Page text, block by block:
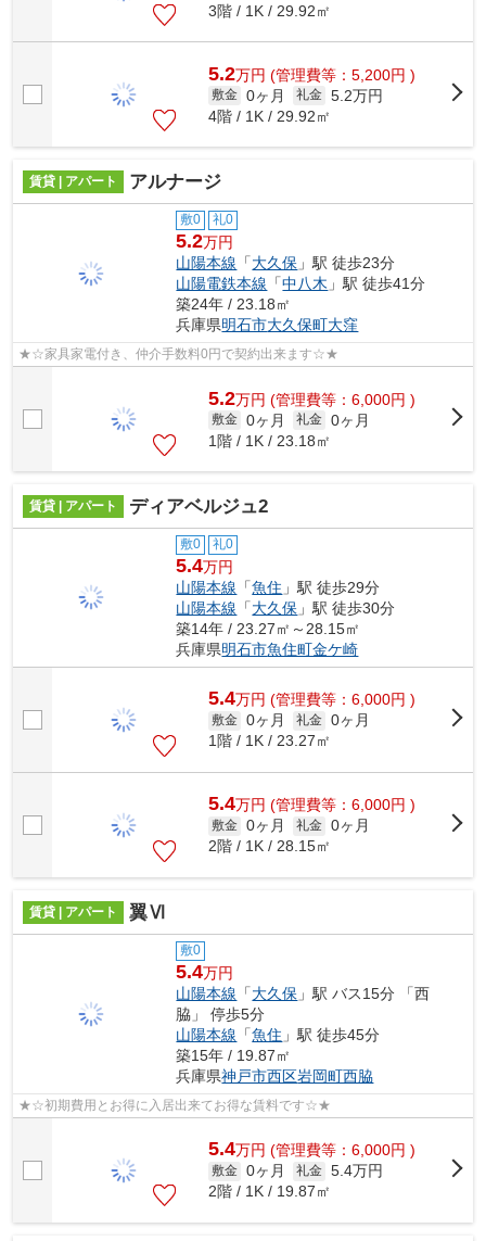
3階 / 1K / 29.92㎡
5.2万円 (管理費等：5,200円 )
敷金 0ヶ月 礼金 5.2万円
4階 / 1K / 29.92㎡
賃貸 | アパート アルナージ
敷0 礼0
5.2万円
山陽本線 「大久保 」駅 徒歩23分
山陽電鉄本線 「中八木 」駅 徒歩41分
築24年 / 23.18㎡
兵庫県明石市大久保町大窪
★☆家具家電付き、仲介手数料0円で契約出来ます☆★
5.2万円 (管理費等：6,000円 )
敷金 0ヶ月 礼金 0ヶ月
1階 / 1K / 23.18㎡
賃貸 | アパート ディアベルジュ2
敷0 礼0
5.4万円
山陽本線 「魚住 」駅 徒歩29分
山陽本線 「大久保 」駅 徒歩30分
築14年 / 23.27㎡～28.15㎡
兵庫県明石市魚住町金ケ崎
5.4万円 (管理費等：6,000円 )
敷金 0ヶ月 礼金 0ヶ月
1階 / 1K / 23.27㎡
5.4万円 (管理費等：6,000円 )
敷金 0ヶ月 礼金 0ヶ月
2階 / 1K / 28.15㎡
賃貸 | アパート 翼Ⅵ
敷0
5.4万円
山陽本線 「大久保 」駅 バス15分 「西
脇」 停歩5分
山陽本線 「魚住 」駅 徒歩45分
築15年 / 19.87㎡
兵庫県神戸市西区岩岡町西脇
★☆初期費用とお得に入居出来てお得な賃料です☆★
5.4万円 (管理費等：6,000円 )
敷金 0ヶ月 礼金 5.4万円
2階 / 1K / 19.87㎡